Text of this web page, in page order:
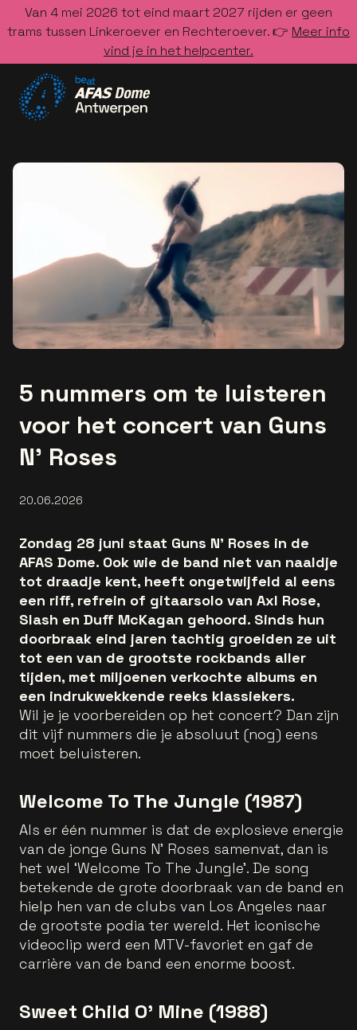
Van 4 mei 2026 tot eind maart 2027 rijden er geen
trams tussen Linkeroever en Rechteroever. 👉 Meer info
vind je in het helpcenter.
5 nummers om te luisteren
voor het concert van Guns
N’ Roses
20.06.2026
Zondag 28 juni staat Guns N' Roses in de
AFAS Dome. Ook wie de band niet van naaldje
tot draadje kent, heeft ongetwijfeld al eens
een riff, refrein of gitaarsolo van Axl Rose,
Slash en Duff McKagan gehoord. Sinds hun
doorbraak eind jaren tachtig groeiden ze uit
tot een van de grootste rockbands aller
tijden, met miljoenen verkochte albums en
een indrukwekkende reeks klassiekers.
Wil je je voorbereiden op het concert? Dan zijn
dit vijf nummers die je absoluut (nog) eens
moet beluisteren.
Welcome To The Jungle (1987)
Als er één nummer is dat de explosieve energie
van de jonge Guns N’ Roses samenvat, dan is
het wel ‘Welcome To The Jungle’. De song
betekende de grote doorbraak van de band en
hielp hen van de clubs van Los Angeles naar
de grootste podia ter wereld. Het iconische
videoclip werd een MTV-favoriet en gaf de
carrière van de band een enorme boost.
Sweet Child O' Mine (1988)